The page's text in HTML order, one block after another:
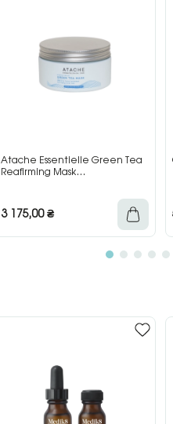
Atache Essentielle Green Tea
Reafirming Mask
3 175,00₴